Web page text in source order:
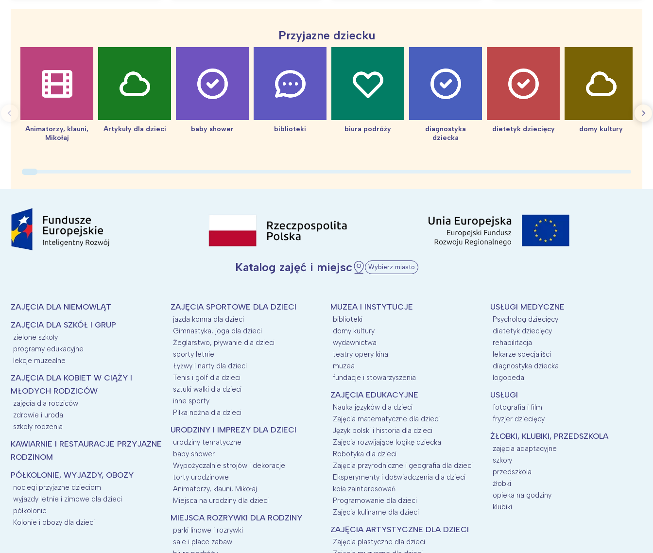
Przyjazne dziecku
Animatorzy, klauni,
Mikołaj
Artykuły dla dzieci baby shower biblioteki biura podróży
diagnostyka
dziecka
dietetyk dziecięcy
domy kultury
Katalog zajęć i miejsc Wybierz miasto
ZAJĘCIA DLA NIEMOWLĄT
ZAJĘCIA DLA SZKÓŁ I GRUP
zielone szkoły
programy edukacyjne
lekcje muzealne
ZAJĘCIA DLA KOBIET W CIĄŻY I
MŁODYCH RODZICÓW
zajęcia dla rodziców
zdrowie i uroda
szkoły rodzenia
KAWIARNIE I RESTAURACJE PRZYJAZNE
RODZINOM
PÓŁKOLONIE, WYJAZDY, OBOZY
noclegi przyjazne dzieciom
wyjazdy letnie i zimowe dla dzieci
półkolonie
Kolonie i obozy dla dzieci
ZAJĘCIA SPORTOWE DLA DZIECI
jazda konna dla dzieci
Gimnastyka, joga dla dzieci
Żeglarstwo, pływanie dla dzieci
sporty letnie
Łyżwy i narty dla dzieci
Tenis i golf dla dzieci
sztuki walki dla dzieci
inne sporty
Piłka nożna dla dzieci
URODZINY I IMPREZY DLA DZIECI
urodziny tematyczne
baby shower
Wypożyczalnie strojów i dekoracje
torty urodzinowe
Animatorzy, klauni, Mikołaj
Miejsca na urodziny dla dzieci
MIEJSCA ROZRYWKI DLA RODZINY
parki linowe i rozrywki
sale i place zabaw
MUZEA I INSTYTUCJE
biblioteki
domy kultury
wydawnictwa
teatry opery kina
muzea
fundacje i stowarzyszenia
ZAJĘCIA EDUKACYJNE
Nauka języków dla dzieci
Zajęcia matematyczne dla dzieci
Język polski i historia dla dzieci
Zajęcia rozwijające logikę dziecka
Robotyka dla dzieci
Zajęcia przyrodniczne i geografia dla dzieci
Eksperymenty i doświadczenia dla dzieci
koła zainteresowań
Programowanie dla dzieci
Zajęcia kulinarne dla dzieci
ZAJĘCIA ARTYSTYCZNE DLA DZIECI
Zajęcia plastyczne dla dzieci
USŁUGI MEDYCZNE
Psycholog dziecięcy
dietetyk dziecięcy
rehabilitacja
lekarze specjaliści
diagnostyka dziecka
logopeda
USŁUGI
fotografia i film
fryzjer dziecięcy
ŻŁOBKI, KLUBIKI, PRZEDSZKOLA
zajęcia adaptacyjne
szkoły
przedszkola
żłobki
opieka na godziny
klubiki
Wybieram